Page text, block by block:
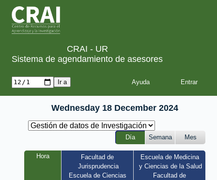
CRAI - UR
Sistema de agendamiento de asesores
Ayuda
Wednesday 18 December 2024
Día Semana Mes
Hora
Facultad de
Jurisprudencia
Escuela de Ciencias
Escuela de Medicina
y Ciencias de la Salud
Facultad de